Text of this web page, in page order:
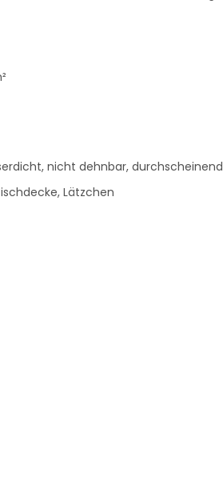
nicht dehnbar, durchscheinend
Lätzchen